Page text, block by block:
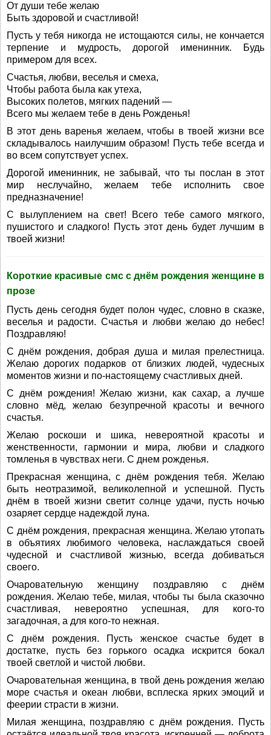
От души тебе желаю
Быть здоровой и счастливой!
Пусть у тебя никогда не истощаются силы, не кончается
терпение и мудрость, дорогой именинник. Будь
примером для всех.
Счастья, любви, веселья и смеха,
Чтобы работа была как утеха,
Высоких полетов, мягких падений —
Всего мы желаем тебе в день Рожденья!
В этот день варенья желаем, чтобы в твоей жизни все
складывалось наилучшим образом! Пусть тебе всегда и
во всем сопутствует успех.
Дорогой именинник, не забывай, что ты послан в этот
мир неслучайно, желаем тебе исполнить свое
предназначение!
С вылуплением на свет! Всего тебе самого мягкого,
пушистого и сладкого! Пусть этот день будет лучшим в
твоей жизни!
Короткие красивые смс с днём рождения женщине в
прозе
Пусть день сегодня будет полон чудес, словно в сказке,
веселья и радости. Счастья и любви желаю до небес!
Поздравляю!
С днём рождения, добрая душа и милая прелестница.
Желаю дорогих подарков от близких людей, чудесных
моментов жизни и по-настоящему счастливых дней.
С днём рождения! Желаю жизни, как сахар, а лучше
словно мёд, желаю безупречной красоты и вечного
счастья.
Желаю роскоши и шика, невероятной красоты и
женственности, гармонии и мира, любви и сладкого
томленья в чувствах неги. С днем рожденья.
Прекрасная женщина, с днём рождения тебя. Желаю
быть неотразимой, великолепной и успешной. Пусть
днём в твоей жизни светит солнце удачи, пусть ночью
озаряет сердце надеждой луна.
С днём рождения, прекрасная женщина. Желаю утопать
в объятиях любимого человека, наслаждаться своей
чудесной и счастливой жизнью, всегда добиваться
своего.
Очаровательную женщину поздравляю с днём
рождения. Желаю тебе, милая, чтобы ты была сказочно
счастливая, невероятно успешная, для кого-то
загадочная, а для кого-то нежная.
С днём рождения. Пусть женское счастье будет в
достатке, пусть без горького осадка искрится бокал
твоей светлой и чистой любви.
Очаровательная женщина, в твой день рождения желаю
море счастья и океан любви, всплеска ярких эмоций и
феерии страсти в жизни.
Милая женщина, поздравляю с днём рождения. Пусть